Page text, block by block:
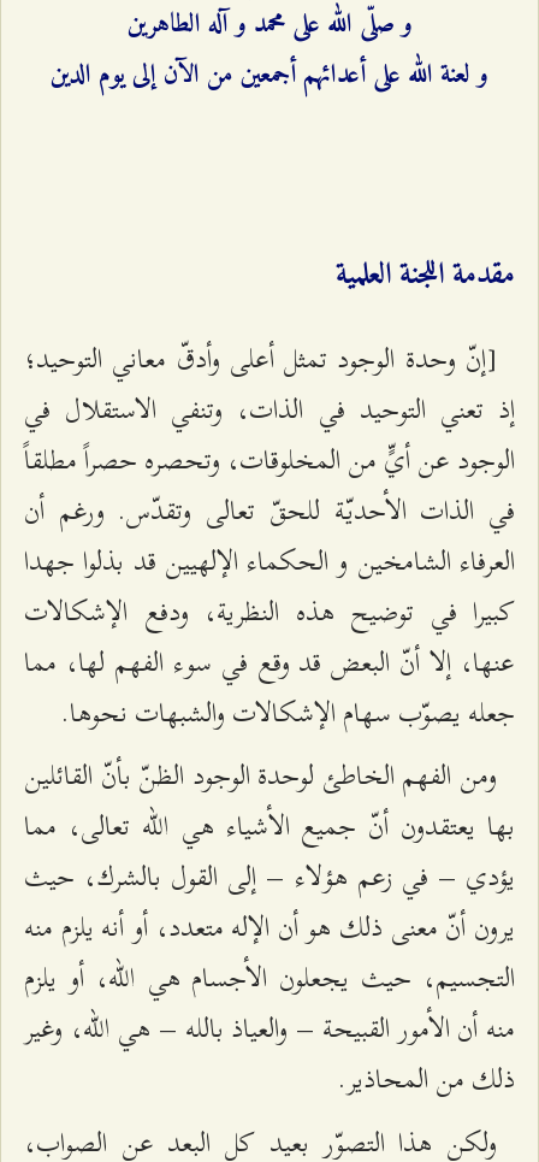
و صلّى الله على محمد و آله الطاهرين‌
و لعنة الله على أعدائهم أجمعين من الآن إلى يوم الدين‌
مقدمة اللجنة العلمية
[إنّ وحدة الوجود تمثل أعلى وأدقّ معاني التوحيد؛
إذ تعني التوحيد في الذات، وتنفي الاستقلال في
الوجود عن أيٍّ من المخلوقات، وتحصره حصراً مطلقاً
في الذات الأحديّة للحقّ تعالى وتقدّس. ورغم أن
العرفاء الشامخين و الحكماء الإلهيين قد بذلوا جهدا
كبيرا في توضيح هذه النظرية، ودفع الإشكالات
عنها، إلا أنّ البعض قد وقع في سوء الفهم لها، مما
جعله يصوّب سهام الإشكالات والشبهات نحوها.
ومن الفهم الخاطئ لوحدة الوجود الظنّ بأنّ القائلين
بها يعتقدون أنّ جميع الأشياء هي الله تعالى، مما
يؤدي – في زعم هؤلاء – إلى القول بالشرك، حيث
يرون أنّ معنى ذلك هو أن الإله متعدد، أو أنه يلزم منه
التجسيم، حيث يجعلون الأجسام هي الله، أو يلزم
منه أن الأمور القبيحة – والعياذ بالله – هي الله، وغير
ذلك من المحاذير.
ولكن هذا التصوّر بعيد كل البعد عن الصواب،